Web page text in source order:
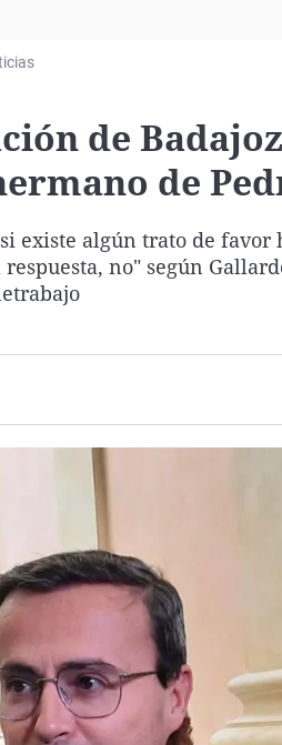
de
de
existe algún trato de favor
no" según